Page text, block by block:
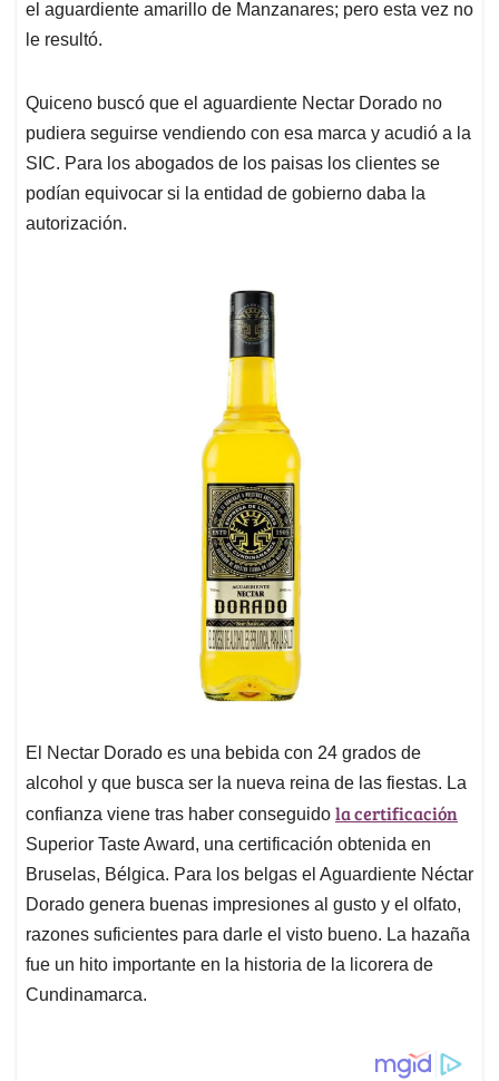
el aguardiente amarillo de Manzanares; pero esta vez no
le resultó.
Quiceno buscó que el aguardiente Nectar Dorado no
pudiera seguirse vendiendo con esa marca y acudió a la
SIC. Para los abogados de los paisas los clientes se
podían equivocar si la entidad de gobierno daba la
autorización.
El Nectar Dorado es una bebida con 24 grados de
alcohol y que busca ser la nueva reina de las fiestas. La
confianza viene tras haber conseguido la certificación
Superior Taste Award, una certificación obtenida en
Bruselas, Bélgica. Para los belgas el Aguardiente Néctar
Dorado genera buenas impresiones al gusto y el olfato,
razones suficientes para darle el visto bueno. La hazaña
fue un hito importante en la historia de la licorera de
Cundinamarca.